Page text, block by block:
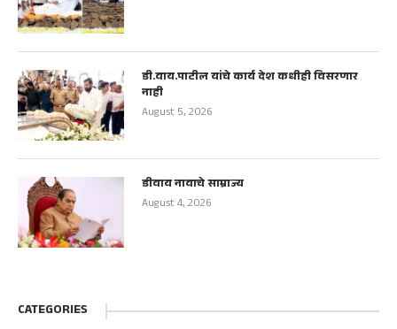
डी.वाय.पाटील यांचे कार्य देश कधीही विसरणार
नाही
August 5, 2026
डीवाय नावाचे साम्राज्य
August 4, 2026
CATEGORIES